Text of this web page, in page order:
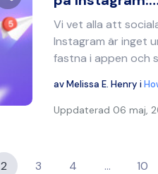
Dela denna artikel
Twitter Facebook Kopiera länk
Vi vet alla att
Instagram är inget
fastna i appen och
avMelissa E. Henry i
Uppdaterad 06 maj,
2 3 4 … 10